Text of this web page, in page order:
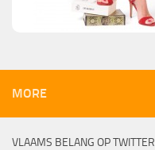
MORE
VLAAMS BELANG OP TWITTER